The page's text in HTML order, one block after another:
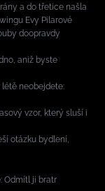
a do třetice našla
Evy Pilarové
doopravdy
aniž byste
neobejdete:
vzor, který sluší i
otázku bydlení,
Odmítl ji bratr